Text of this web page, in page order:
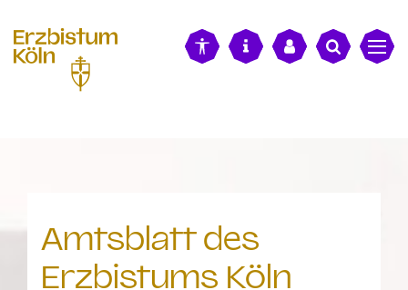
Amtsblatt des
Erzbistums Köln